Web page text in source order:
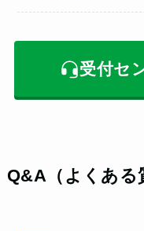
受付セ
Q&A（よくある